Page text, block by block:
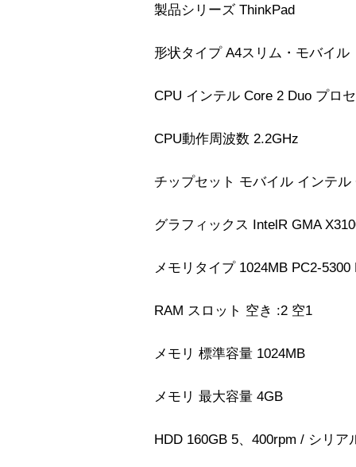
製品シリーズ ThinkPad
形状タイプ A4スリム・モバイル
CPU インテル Core 2 Duo プロ
CPU動作周波数 2.2GHz
チップセット モバイル インテ
グラフィックス IntelR GMA
メモリタイプ 1024MB PC2-
RAM スロット 空き :2 空1
メモリ 標準容量 1024MB
メモリ 最大容量 4GB
HDD 160GB 5、400rpm / シリア